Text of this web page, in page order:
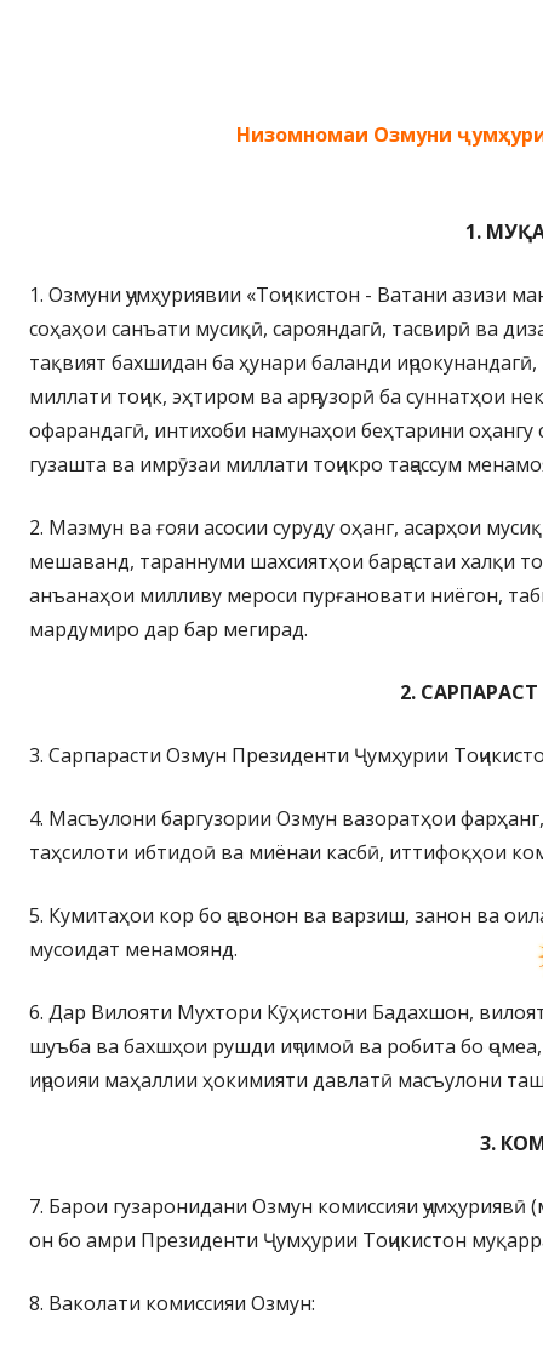
Низомномаи Озмуни
1.
1. Озмуни ҷумҳуриявии «Тоҷикистон - Ватани азизи
соҳаҳои санъати мусиқӣ, сарояндагӣ, тасвирӣ ва
тақвият бахшидан ба ҳунари баланди
миллати тоҷик, эҳтиром ва арҷгузорӣ ба суннатҳои
офарандагӣ, интихоби намунаҳои беҳтарини
гузашта ва имрӯзаи миллати тоҷикро таҷассум
2. Мазмун ва ғояи асосии суруду оҳанг, асарҳои
мешаванд, тараннуми шахсиятҳои барҷастаи халқи
анъанаҳои милливу мероси пурғановати ниёгон,
мардумиро дар бар мегирад.
2.
3. Сарпарасти Озмун Президенти Ҷумҳурии
4. Масъулони баргузории Озмун вазоратҳои
таҳсилоти ибтидоӣ ва миёнаи касбӣ, иттифоқҳои
5. Кумитаҳои кор бо ҷавонон ва варзиш, занон ва
мусоидат менамоянд.
6. Дар Вилояти Мухтори Кӯҳистони Бадахшон,
шуъба ва бахшҳои рушди иҷтимоӣ ва робита бо
иҷроияи маҳаллии ҳокимияти давлатӣ масъулони
3.
7. Барои гузаронидани Озмун комиссияи
он бо амри Президенти Ҷумҳурии Тоҷикистон
8. Ваколати комиссияи Озмун: